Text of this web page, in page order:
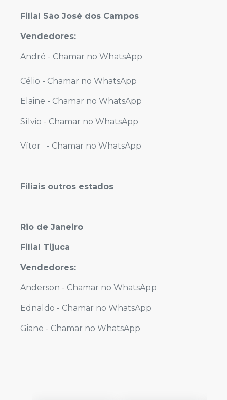
Filial São José dos Campos
Vendedores:
André - Chamar no WhatsApp
Célio - Chamar no WhatsApp
Elaine - Chamar no WhatsApp
Sílvio - Chamar no WhatsApp
Vítor - Chamar no WhatsApp
Filiais outros estados
Rio de Janeiro
Filial Tijuca
Vendedores:
Anderson - Chamar no WhatsApp
Ednaldo - Chamar no WhatsApp
Giane - Chamar no WhatsApp